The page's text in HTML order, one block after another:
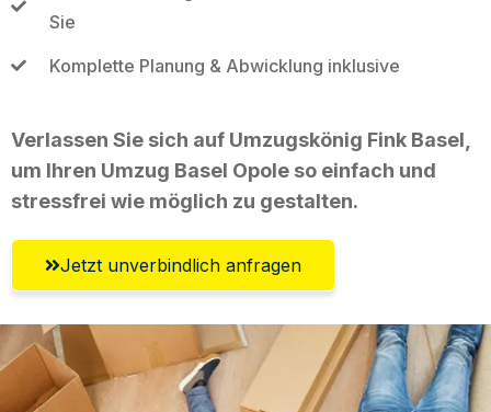
Sie
Komplette Planung & Abwicklung inklusive
Verlassen Sie sich auf Umzugskönig Fink Basel,
um Ihren Umzug Basel Opole so einfach und
stressfrei wie möglich zu gestalten.
Jetzt unverbindlich anfragen